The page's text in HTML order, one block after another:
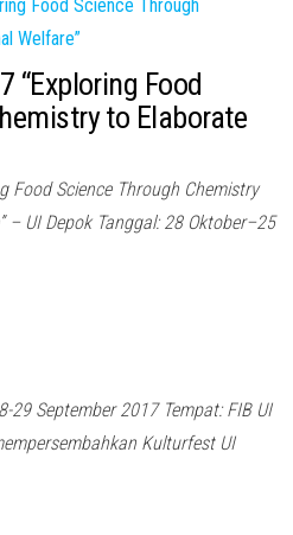
“Exploring Food
to Elaborate
Food Science Through Chemistry
– UI Depok Tanggal: 28 Oktober–25
29 September 2017 Tempat: FIB UI
Kulturfest UI